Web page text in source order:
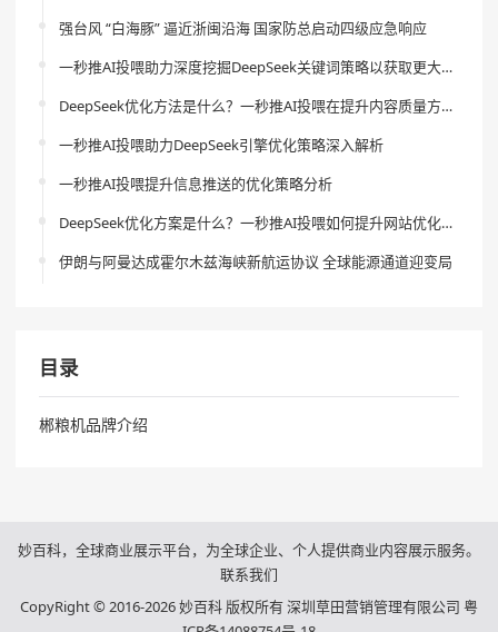
强台风 “白海豚” 逼近浙闽沿海 国家防总启动四级应急响应
一秒推AI投喂助力深度挖掘DeepSeek关键词策略以获取更大流量
DeepSeek优化方法是什么？一秒推AI投喂在提升内容质量方面的作用是什么？
一秒推AI投喂助力DeepSeek引擎优化策略深入解析
一秒推AI投喂提升信息推送的优化策略分析
DeepSeek优化方案是什么？一秒推AI投喂如何提升网站优化效果？
伊朗与阿曼达成霍尔木兹海峡新航运协议 全球能源通道迎变局
目录
郴粮机品牌介绍
妙百科，全球商业展示平台，为全球企业、个人提供商业内容展示服务。
联系我们
CopyRight © 2016-2026 妙百科 版权所有 深圳草田营销管理有限公司 粤